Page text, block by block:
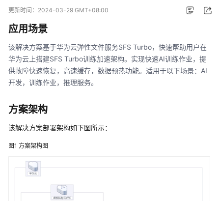
字
别-
票
识
别
与
真
内
审
审
更新时间： 2024-03-29 GMT+08:00
应用场景
该解决方案基于华为云弹性文件服务SFS Turbo，快速帮助用户在
华为云上搭建SFS Turbo训练加速架构。实现快速AI训练作业，提
供故障快速恢复，高速缓存，数据预热功能。适用于以下场景：AI
开发，训练作业，推理服务。
方案架构
该解决方案部署架构如下图所示：
图1 方案架构图